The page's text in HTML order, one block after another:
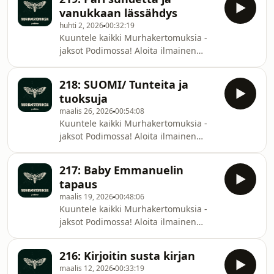
murhakertomuksiaTikTok:
murhakertomuksiaSähköposti:
murhakertomuksia@gmail.comLäht
kohtamaan asioita, jotka saivat vihan
kasvamaan hänen sisällään. 13-
vuotiaana hän syyllistyi
kammottavaan rikokseen, jonka
motiivi oli selkäpiitä karmiva.
Pahuuden käsite nousee väistämättä
pohdintaan Parisin tekoon
liittyen.Sisältövaroitus: Lapseen
vanukkaan lässähdys
huhti 2, 202600:32:19
Kuuntele kaikki Murhakertomuksia -
jaksot Podimossa! Aloita ilmainen
Limonia kuvailtiin maagiseksi
unelmapariksi. Koska ihmissuhteet
tapaavat kukkia, näivettyä ja jopa
kuihtua, ei vaikeuksilta vältytty
Limonienkaan liitossa.
Parinvaihtokarkeloinnin päättyminen
johti pahaenteisiin suunnitelmiin ja
rikoksista hirveimpään. Uusi
Murhakertomu
218: SUOMI/ Tunteita ja
tuoksuja
maalis 26, 202600:54:08
Kuuntele kaikki Murhakertomuksia -
jaksot Podimossa! Aloita ilmainen
erikoislääkäri katoaa epäilyttävissä
olosuhteissa Rovaniemellä vuonna
1989. Poliisien tutkimukset johtavat
niin Moskovaan kuin Sri Lankaankin ja
lopulta selviää, että mies joutui
viheliäisen ja kieron tappajan uhriksi.
Jakson toisessa tapauksessa, vuoden
1938 Viipu
217: Baby Emmanuelin
tapaus
maalis 19, 202600:48:06
Kuuntele kaikki Murhakertomuksia -
jaksot Podimossa! Aloita ilmainen
vaihtamassa ostarin parkkiksella
216: Kirjoitin susta kirjan
maalis 12, 202600:33:19